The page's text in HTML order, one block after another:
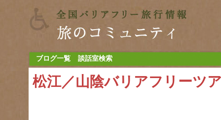
ブログ一覧 談話室検索
松江／山陰バリアフリーツ